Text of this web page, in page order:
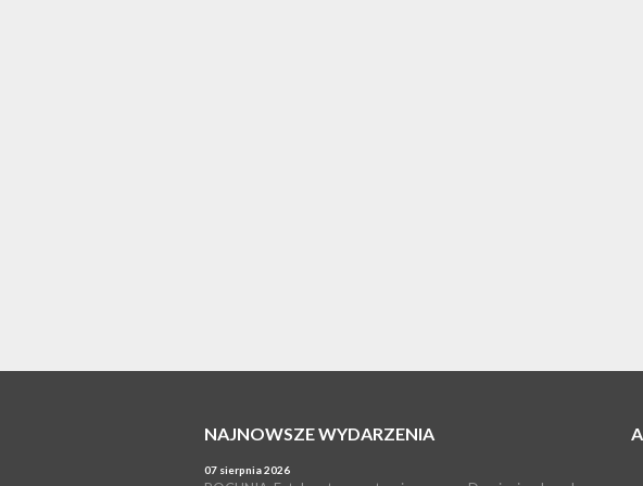
NAJNOWSZE WYDARZENIA
07 sierpnia 2026